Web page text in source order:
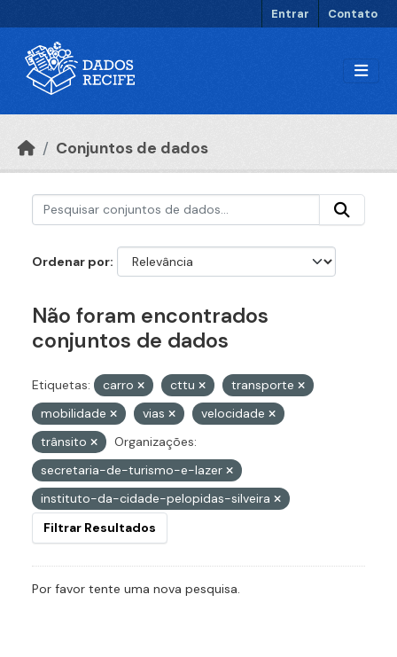
Entrar Contato
Conjuntos de dados
Ordenar por
Não foram encontrados
conjuntos de dados
Etiquetas: carro cttu
transporte
mobilidade
vias
velocidade
trânsito
Organizações:
secretaria-de-turismo-e-lazer
instituto-da-cidade-pelopidas-silveira
Filtrar Resultados
Por favor tente uma nova pesquisa.